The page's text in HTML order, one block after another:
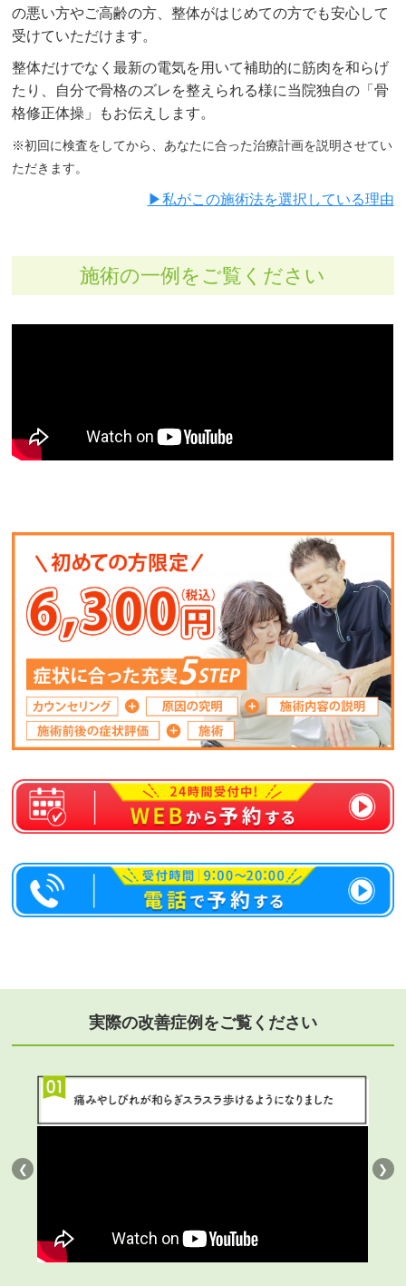
の悪い方やご高齢の方、整体がはじめての方でも安心して
受けていただけます。
整体だけでなく最新の電気を用いて補助的に筋肉を和らげ
たり、自分で骨格のズレを整えられる様に当院独自の「骨
格修正体操」もお伝えします。
※初回に検査をしてから、あなたに合った治療計画を説明させてい
ただきます。
▶︎私がこの施術法を選択している理由
施術の一例をご覧ください
実際の改善症例をご覧ください
❮ ❯